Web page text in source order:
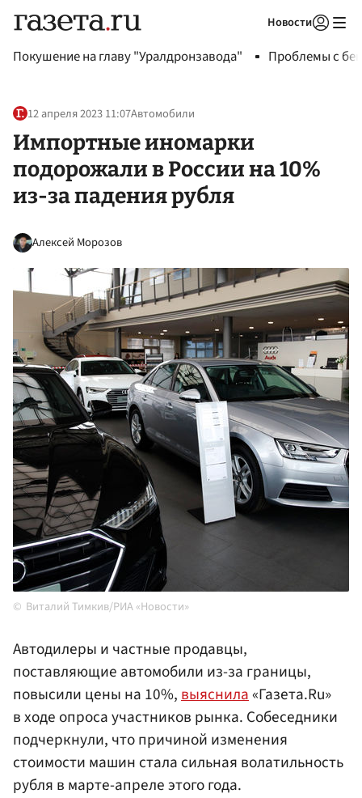
Новости
Покушение на главу "Уралдронзавода" Проблемы с
12 апреля 2023 11:07Автомобили
Импортные иномарки
подорожали в России на 10%
из-за падения рубля
Алексей Морозов
Виталий Тимкив/РИА «Новости»
Автодилеры и частные продавцы,
поставляющие автомобили из-за границы,
повысили цены на 10%,выяснила«Газета.Ru»
в ходе опроса участников рынка. Собеседники
подчеркнули, что причиной изменения
стоимости машин стала сильная волатильность
рубля в марте-апреле этого года.